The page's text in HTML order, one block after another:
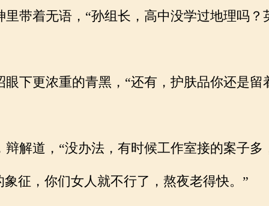
带着无语，“孙组长，高中没学过地理吗？
下更浓重的青黑，“还有，护肤品你还是留
解道，“没办法，有时候工作室接的案子多
征，你们女人就不行了，熬夜老得快。”